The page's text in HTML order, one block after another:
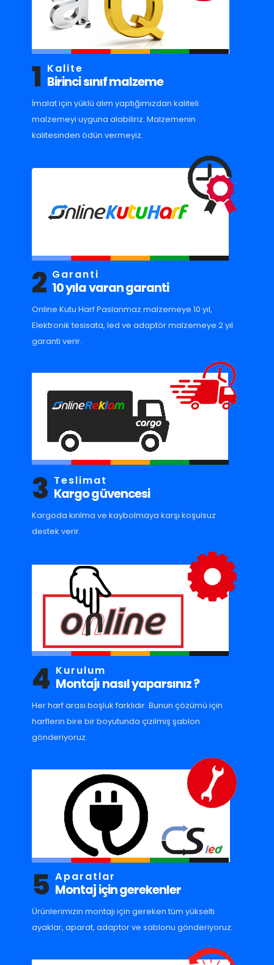
1 Kalite
Birinci sınıf malzeme
İmalat için yüklü alım yaptığımızdan kaliteli
malzemeyi uyguna alabiliriz. Malzemenin
kalitesinden ödün vermeyiz.
2 Garanti
10 yıla varan garanti
Online Kutu Harf Paslanmaz malzemeye 10 yıl,
Elektronik tesisata, led ve adaptör malzemeye 2 yıl
garanti verir.
3 Teslimat
Kargo güvencesi
Kargoda kırılma ve kaybolmaya karşı koşulsuz
destek verir.
4 Kurulum
Montajı nasıl yaparsınız ?
Her harf arası boşluk farklıdır. Bunun çözümü için
harflerin bire bir boyutunda çizilmiş şablon
gönderiyoruz.
5 Aparatlar
Montaj için gerekenler
Ürünlerimizin montajı için gereken tüm yükselti
ayaklar, aparat, adaptor ve sablonu gönderiyoruz.